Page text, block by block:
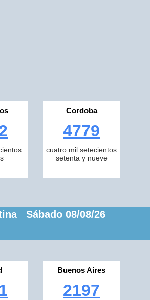
Cordoba
4779
cuatro mil setecientos
setenta y nueve
Sábado 08/08/26
Buenos Aires
2197